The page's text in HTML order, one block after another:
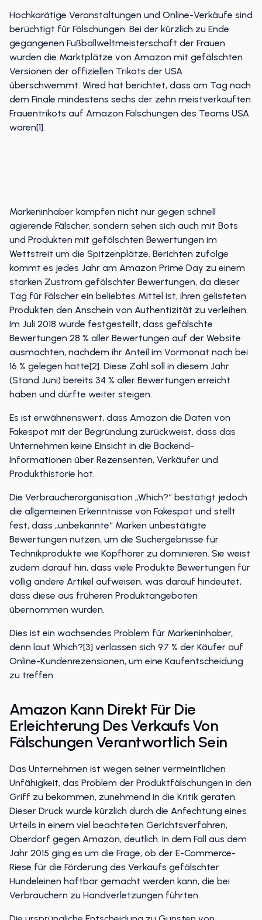
Hochkarätige Veranstaltungen und Online-Verkäufe sind
berüchtigt für Fälschungen. Bei der kürzlich zu Ende
gegangenen Fußballweltmeisterschaft der Frauen
wurden die Marktplätze von Amazon mit gefälschten
Versionen der offiziellen Trikots der USA
überschwemmt. Wired hat berichtet, dass am Tag nach
dem Finale mindestens sechs der zehn meistverkauften
Frauentrikots auf Amazon Fälschungen des Teams USA
waren[1].
Markeninhaber kämpfen nicht nur gegen schnell
agierende Fälscher, sondern sehen sich auch mit Bots
und Produkten mit gefälschten Bewertungen im
Wettstreit um die Spitzenplätze. Berichten zufolge
kommt es jedes Jahr am Amazon Prime Day zu einem
starken Zustrom gefälschter Bewertungen, da dieser
Tag für Fälscher ein beliebtes Mittel ist, ihren gelisteten
Produkten den Anschein von Authentizität zu verleihen.
Im Juli 2018 wurde festgestellt, dass gefälschte
Bewertungen 28 % aller Bewertungen auf der Website
ausmachten, nachdem ihr Anteil im Vormonat noch bei
16 % gelegen hatte[2]. Diese Zahl soll in diesem Jahr
(Stand Juni) bereits 34 % aller Bewertungen erreicht
haben und dürfte weiter steigen.
Es ist erwähnenswert, dass Amazon die Daten von
Fakespot mit der Begründung zurückweist, dass das
Unternehmen keine Einsicht in die Backend-
Informationen über Rezensenten, Verkäufer und
Produkthistorie hat.
Die Verbraucherorganisation „Which?“ bestätigt jedoch
die allgemeinen Erkenntnisse von Fakespot und stellt
fest, dass „unbekannte“ Marken unbestätigte
Bewertungen nutzen, um die Suchergebnisse für
Technikprodukte wie Kopfhörer zu dominieren. Sie weist
zudem darauf hin, dass viele Produkte Bewertungen für
völlig andere Artikel aufweisen, was darauf hindeutet,
dass diese aus früheren Produktangeboten
übernommen wurden.
Dies ist ein wachsendes Problem für Markeninhaber,
denn laut Which?[3] verlassen sich 97 % der Käufer auf
Online-Kundenrezensionen, um eine Kaufentscheidung
zu treffen.
Amazon Kann Direkt Für Die
Erleichterung Des Verkaufs Von
Fälschungen Verantwortlich Sein
Das Unternehmen ist wegen seiner vermeintlichen
Unfähigkeit, das Problem der Produktfälschungen in den
Griff zu bekommen, zunehmend in die Kritik geraten.
Dieser Druck wurde kürzlich durch die Anfechtung eines
Urteils in einem viel beachteten Gerichtsverfahren,
Oberdorf gegen Amazon, deutlich. In dem Fall aus dem
Jahr 2015 ging es um die Frage, ob der E-Commerce-
Riese für die Förderung des Verkaufs gefälschter
Hundeleinen haftbar gemacht werden kann, die bei
Verbrauchern zu Handverletzungen führten.